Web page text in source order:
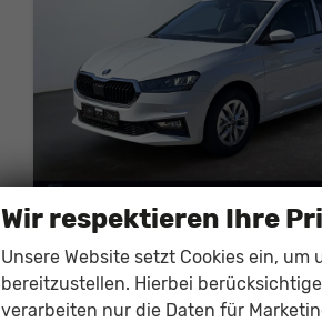
Skoda Fabia
unverbindliche Lieferzeit:10.09.2026
Wir respektieren Ihre
Unsere Website setzt Cookies ein, um
bereitzustellen. Hierbei
verarbeiten nur die Daten für